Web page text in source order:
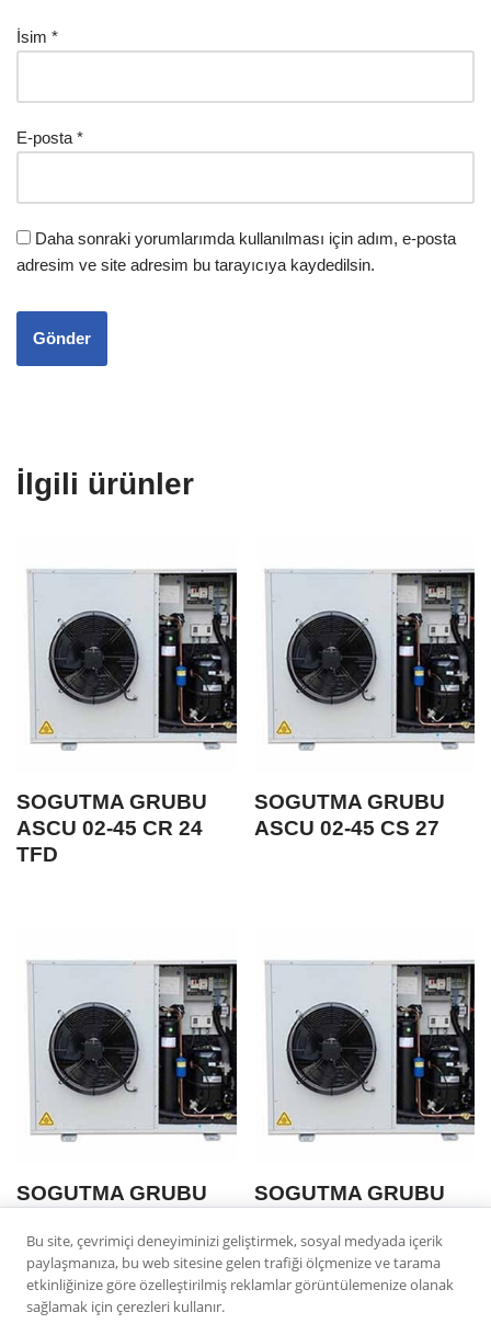
İsim *
E-posta *
Daha sonraki yorumlarımda kullanılması için adım, e-posta
adresim ve site adresim bu tarayıcıya kaydedilsin.
İlgili ürünler
SOGUTMA GRUBU
ASCU 02-45 CR 24
TFD
SOGUTMA GRUBU
ASCU 02-45 CS 27
SOGUTMA GRUBU
TFD
SOGUTMA GRUBU
TFD
Bu site, çevrimiçi deneyiminizi geliştirmek, sosyal medyada içerik
paylaşmanıza, bu web sitesine gelen trafiği ölçmenize ve tarama
etkinliğinize göre özelleştirilmiş reklamlar görüntülemenize olanak
sağlamak için çerezleri kullanır.